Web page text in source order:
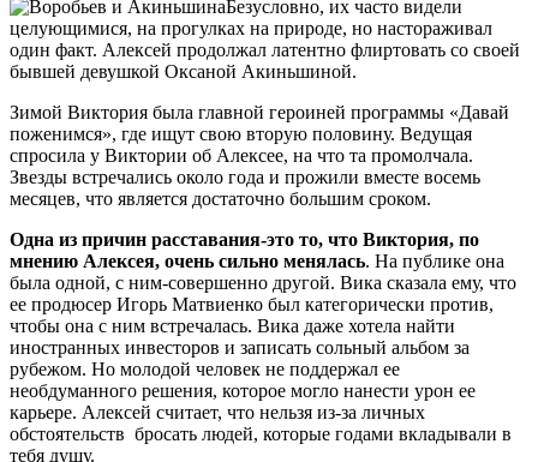
Безусловно, их часто видели
целующимися, на прогулках на природе, но настораживал
один факт. Алексей продолжал латентно флиртовать со своей
бывшей девушкой Оксаной Акиньшиной.
Зимой Виктория была главной героиней программы «Давай
поженимся», где ищут свою вторую половину. Ведущая
спросила у Виктории об Алексее, на что та промолчала.
Звезды встречались около года и прожили вместе восемь
месяцев, что является достаточно большим сроком.
Одна из причин расставания-это то, что Виктория, по
мнению Алексея, очень сильно менялась. На публике она
была одной, с ним-совершенно другой. Вика сказала ему, что
ее продюсер Игорь Матвиенко был категорически против,
чтобы она с ним встречалась. Вика даже хотела найти
иностранных инвесторов и записать сольный альбом за
рубежом. Но молодой человек не поддержал ее
необдуманного решения, которое могло нанести урон ее
карьере. Алексей считает, что нельзя из-за личных
обстоятельств бросать людей, которые годами вкладывали в
тебя душу.